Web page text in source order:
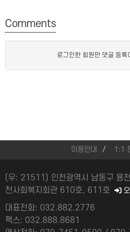
Comments
로그인한 회원만 댓글 등록
이용안내 1:1
(우: 21511) 인천광역시 남동구 용
천사회복지회관 610호, 611호
대표전화: 032.882.2776
팩스: 032.888.8681